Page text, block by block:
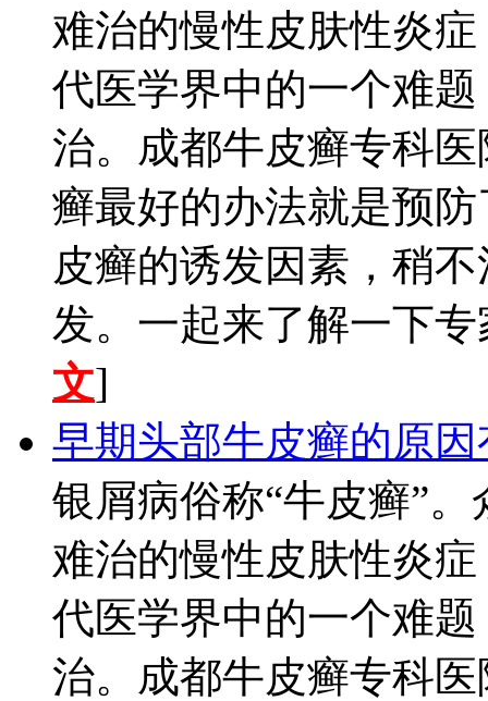
难治的慢性皮肤性炎
代医学界中的一个难
治。成都牛皮癣专科
癣最好的办法就是预
皮癣的诱发因素，稍
发。一起来了解一下
文]
早期头部牛皮癣的原
银屑病俗称“牛皮癣”
难治的慢性皮肤性炎
代医学界中的一个难
治。成都牛皮癣专科